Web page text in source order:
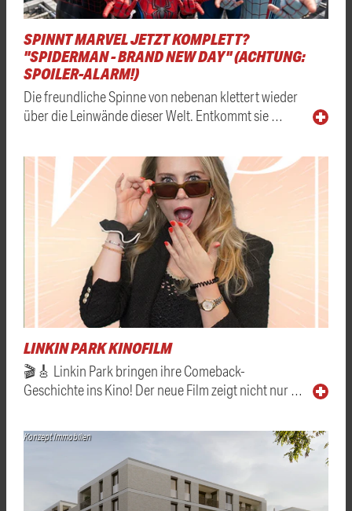
SPINNT MARVEL JETZT KOMPLETT?
"SPIDERMAN - BRAND NEW DAY" (ACHTUNG:
SPOILER-ALARM!)
Die freundliche Spinne von nebenan klettert wieder
über die Leinwände dieser Welt. Entkommt sie …
LINKIN PARK KINOFILM
🎬🎸 Linkin Park bringen ihre Comeback-
Geschichte ins Kino! Der neue Film zeigt nicht nur …
Konzept Immobilien